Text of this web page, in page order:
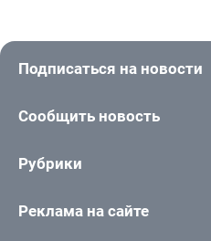
Подписаться на новости
Сообщить новость
Рубрики
Реклама на сайте